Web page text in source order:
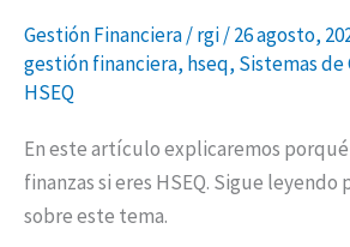
Gestión Financiera/rgi/26 agosto,
gestión financiera, hseq, Sistemas
HSEQ
En este artículo explicaremos
finanzas si eres HSEQ. Sigue leyendo
sobre este tema.